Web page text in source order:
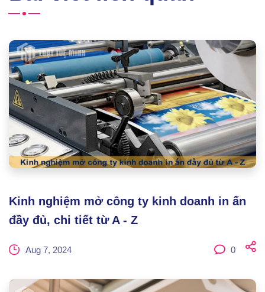
Kinh nghiệm mở công ty kinh doanh in ấn
đầy đủ, chi tiết từ A - Z
Aug 7, 2024 0